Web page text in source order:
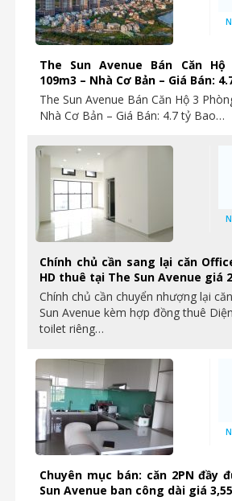
The Sun Avenue Bán Căn
109m3 – Nhà Cơ Bản – Giá Bán:
The Sun Avenue Bán Căn Hộ 3
Nhà Cơ Bản – Giá Bán: 4.7 tỷ Bao…
Chính chủ cần sang lại căn
HD thuê tại The Sun Avenue giá
Chính chủ cần chuyển nhượng lại
Sun Avenue kèm hợp đồng thuê
toilet riêng…
Chuyên mục bán: căn 2PN đầy
Sun Avenue ban công dài giá